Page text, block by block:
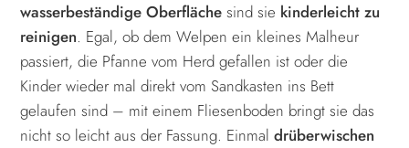
wasserbeständige Oberfläche sind sie kinderleicht zu
reinigen. Egal, ob dem Welpen ein kleines Malheur
passiert, die Pfanne vom Herd gefallen ist oder die
Kinder wieder mal direkt vom Sandkasten ins Bett
gelaufen sind – mit einem Fliesenboden bringt sie das
nicht so leicht aus der Fassung. Einmaldrüberwischen